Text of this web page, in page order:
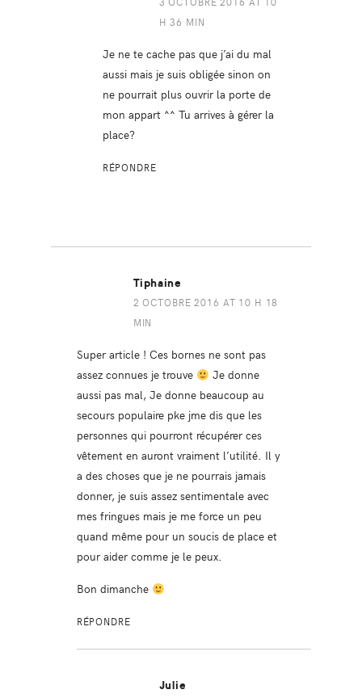
H 36 MIN
Je ne te cache pas que j’ai du mal
aussi mais je suis obligée sinon on
ne pourrait plus ouvrir la porte de
mon appart ^^ Tu arrives à gérer la
place?
RÉPONDRE
Tiphaine
2 OCTOBRE 2016 AT 10 H 18
MIN
Super article ! Ces bornes ne sont pas
assez connues je trouve
Je donne
aussi pas mal, Je donne beaucoup au
secours populaire pke jme dis que les
personnes qui pourront récupérer ces
vêtement en auront vraiment l’utilité. Il y
a des choses que je ne pourrais jamais
donner, je suis assez sentimentale avec
mes fringues mais je me force un peu
quand même pour un soucis de place et
pour aider comme je le peux.
Bon dimanche
RÉPONDRE
Julie